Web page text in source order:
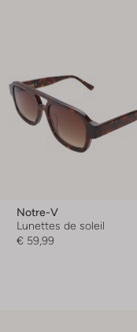
Notre-V
Lunettes de soleil
€ 59,99